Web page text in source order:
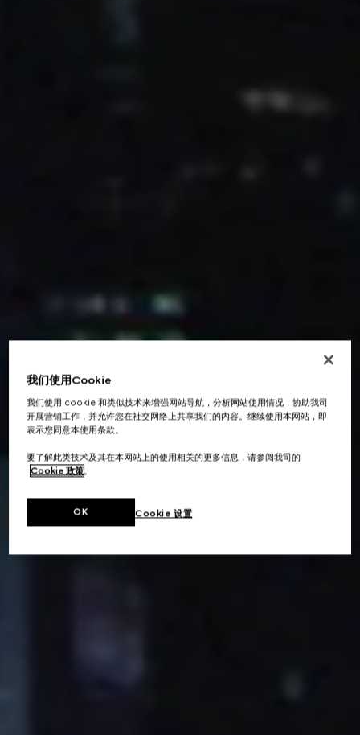
我们使用Cookie
我们使用 cookie 和类似技术来增强网站导航，分析网站使用情况，协助我司
开展营销工作，并允许您在社交网络上共享我们的内容。继续使用本网站，即
表示您同意本使用条款。
要了解此类技术及其在本网站上的使用相关的更多信息，请参阅我司的
Cookie 政策。
Cookie 设置
OK